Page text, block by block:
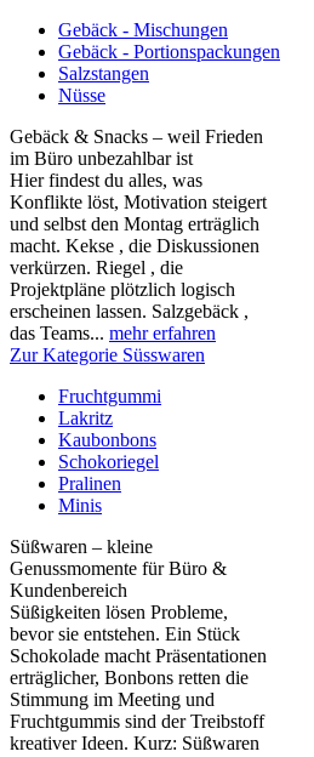
Gebäck - Mischungen
Gebäck - Portionspackungen
Salzstangen
Nüsse
Gebäck & Snacks – weil Frieden
im Büro unbezahlbar ist
Hier findest du alles, was
Konflikte löst, Motivation steigert
und selbst den Montag erträglich
macht. Kekse , die Diskussionen
verkürzen. Riegel , die
Projektpläne plötzlich logisch
erscheinen lassen. Salzgebäck ,
das Teams... mehr erfahren
Zur Kategorie Süsswaren
Fruchtgummi
Lakritz
Kaubonbons
Schokoriegel
Pralinen
Minis
Süßwaren – kleine
Genussmomente für Büro &
Kundenbereich
Süßigkeiten lösen Probleme,
bevor sie entstehen. Ein Stück
Schokolade macht Präsentationen
erträglicher, Bonbons retten die
Stimmung im Meeting und
Fruchtgummis sind der Treibstoff
kreativer Ideen. Kurz: Süßwaren